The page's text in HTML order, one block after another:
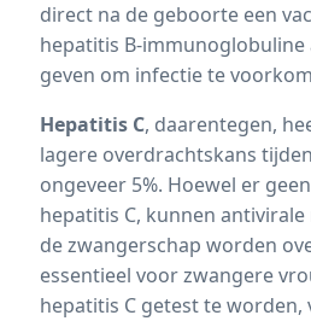
direct na de geboorte een
hepatitis B-immunoglobuline
geven om infectie te
Hepatitis C, daarentegen,
lagere overdrachtskans
ongeveer 5%. Hoewel er
hepatitis C, kunnen
de zwangerschap worden
essentieel voor zwangere
hepatitis C getest te worden,